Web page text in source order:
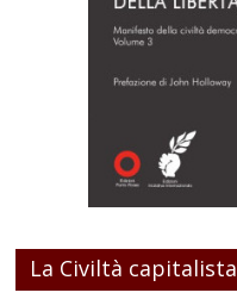
La Civiltà capitalista